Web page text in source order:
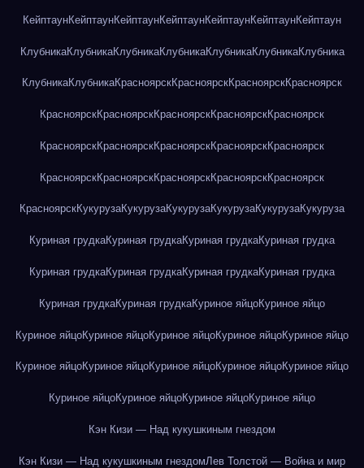
КейптаунКейптаунКейптаунКейптаунКейптаунКейптаунКейптаун
КлубникаКлубникаКлубникаКлубникаКлубникаКлубникаКлубника
КлубникаКлубникаКрасноярскКрасноярскКрасноярскКрасноярск
КрасноярскКрасноярскКрасноярскКрасноярскКрасноярск
КрасноярскКрасноярскКрасноярскКрасноярскКрасноярск
КрасноярскКрасноярскКрасноярскКрасноярскКрасноярск
КрасноярскКукурузаКукурузаКукурузаКукурузаКукурузаКукуруза
Куриная грудкаКуриная грудкаКуриная грудкаКуриная грудка
Куриная грудкаКуриная грудкаКуриная грудкаКуриная грудка
Куриная грудкаКуриная грудкаКуриное яйцоКуриное яйцо
Куриное яйцоКуриное яйцоКуриное яйцоКуриное яйцоКуриное яйцо
Куриное яйцоКуриное яйцоКуриное яйцоКуриное яйцоКуриное яйцо
Куриное яйцоКуриное яйцоКуриное яйцоКуриное яйцо
Кэн Кизи — Над кукушкиным гнездом
Кэн Кизи — Над кукушкиным гнездомЛев Толстой — Война и мир